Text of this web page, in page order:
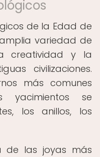
de la Edad de
variedad de
creatividad y la
civilizaciones.
más comunes
yacimientos se
los anillos, los
de las joyas más